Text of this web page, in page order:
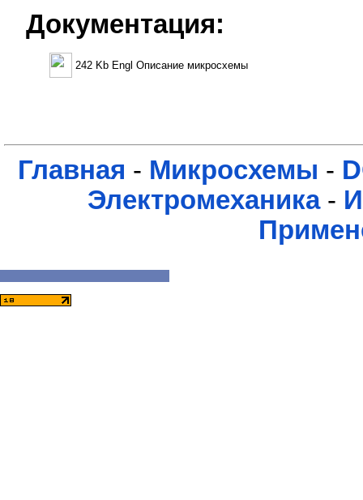
Документация:
242 Kb Engl Описание микросхемы
Главная - Микросхемы -
Электромеханика-